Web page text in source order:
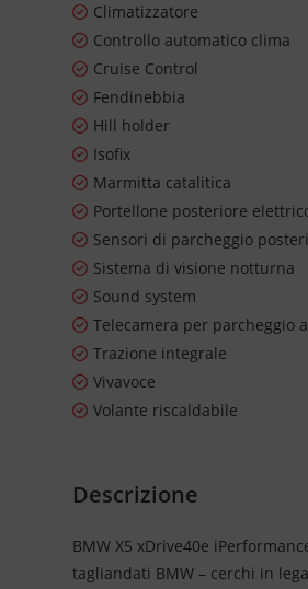
Climatizzatore
Controllo automatico clima
Cruise Control
Fendinebbia
Hill holder
Isofix
Marmitta catalitica
Portellone posteriore
Sensori di parcheggio
Sistema di visione notturna
Sound system
Telecamera per parcheggio
Trazione integrale
Vivavoce
Volante riscaldabile
Descrizione
BMW X5 xDrive40e
tagliandati BMW – cerchi in